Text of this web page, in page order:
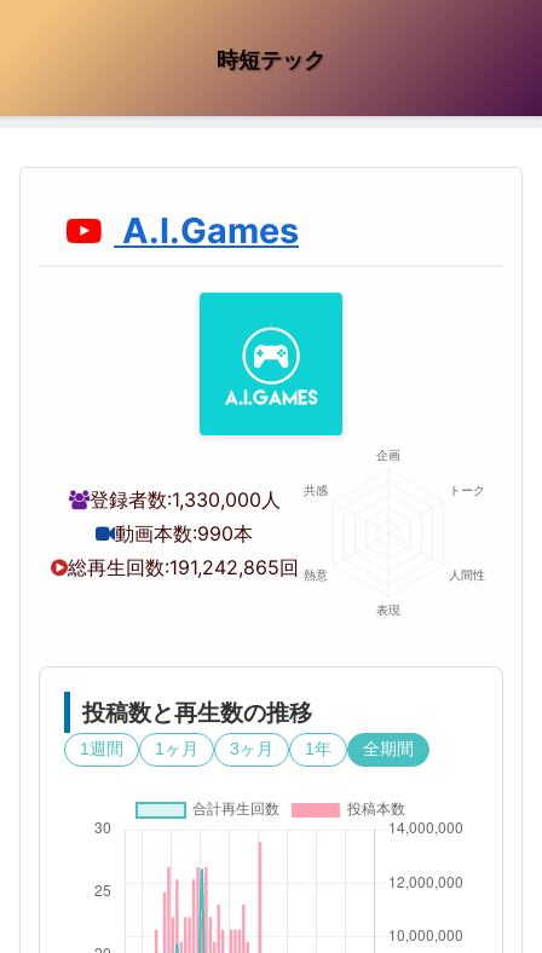
時短テック
A.I.Games
登録者数:1,330,000人
動画本数:990本
総再生回数:191,242,865回
投稿数と再生数の推移
1週間 1ヶ月 3ヶ月 1年 全期間